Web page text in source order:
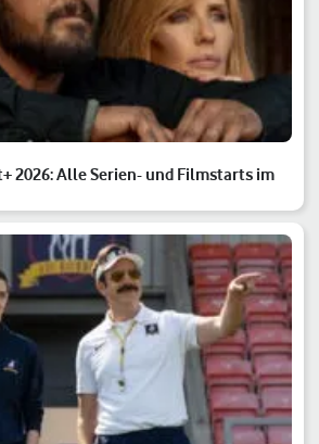
2026: Alle Serien- und Filmstarts im